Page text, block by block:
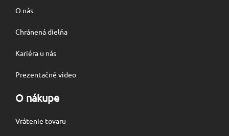
O nás
Chránená dielňa
Kariéra u nás
Prezentačné video
O nákupe
Vrátenie tovaru